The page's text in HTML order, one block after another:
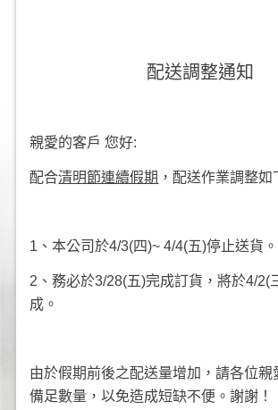
配送調整通知
親愛的客戶 您好:
配合清明節連續假期 ，配送作業調整如
1、本公司於4/3(四)~ 4/4(五)停止送貨。
2、務必於3/28(五)完成訂貨，將於4/2(
成。
由於假期前後之配送量增加，請各位親
備足數量，以免造成短缺不便。謝謝！